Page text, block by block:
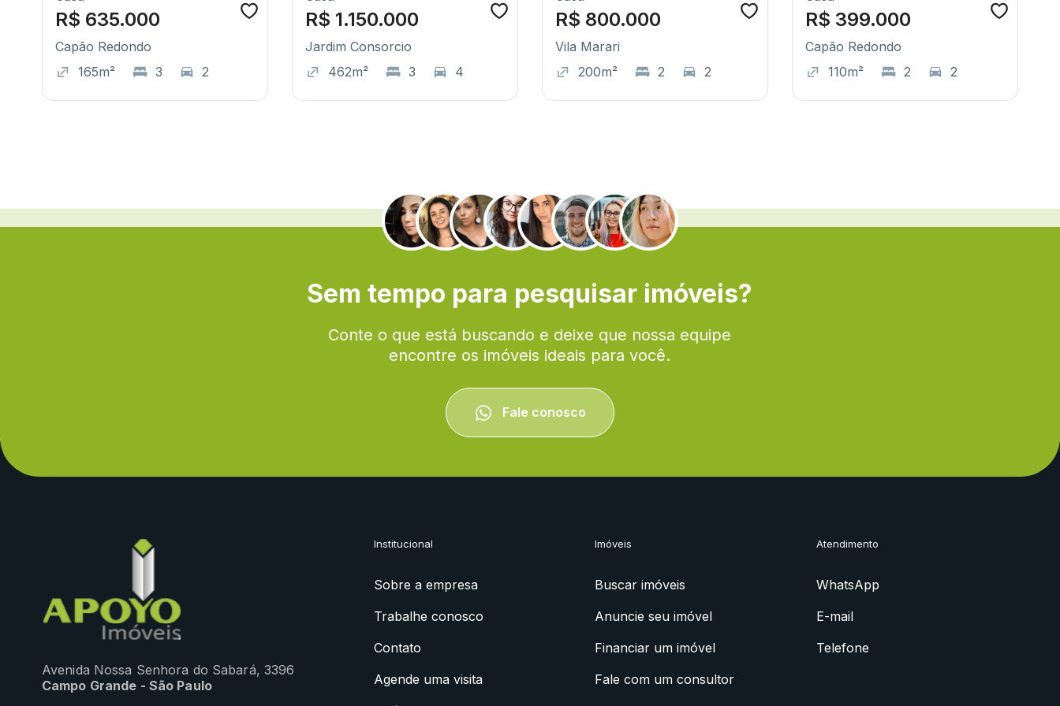
R$ 635.000
Capão Redondo
165m²
3 2
R$ 1.150.000
Jardim Consorcio
462m²
3 4
R$ 800.000
Vila Marari
200m²
2 2
R$ 399.000
Capão Redondo
110m²
2 2
.
Sem tempo para pesquisar imóveis?
Conte o que está buscando e deixe que nossa equipe
encontre os imóveis ideais para você.
Fale conosco
Avenida Nossa Senhora do Sabará, 3396
Campo Grande - São Paulo
Institucional
Sobre a empresa
Trabalhe conosco
Contato
Agende uma visita
Imóveis
Buscar imóveis
Anuncie seu imóvel
Financiar um imóvel
Fale com um consultor
Atendimento
WhatsApp
E-mail
Telefone